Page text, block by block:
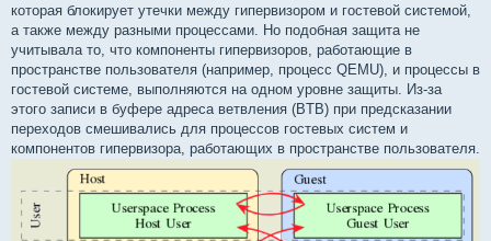
которая блокирует утечки между гипервизором и гостевой системой,
а также между разными процессами. Но подобная защита не
учитывала то, что компоненты гипервизоров, работающие в
пространстве пользователя (например, процесс QEMU), и процессы в
гостевой системе, выполняются на одном уровне защиты. Из-за
этого записи в буфере адреса ветвления (BTB) при предсказании
переходов смешивались для процессов гостевых систем и
компонентов гипервизора, работающих в пространстве пользователя.